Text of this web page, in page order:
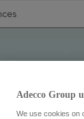
Adecco Group
We use cookies on